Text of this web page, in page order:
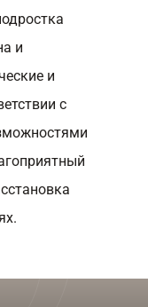
и
и
с